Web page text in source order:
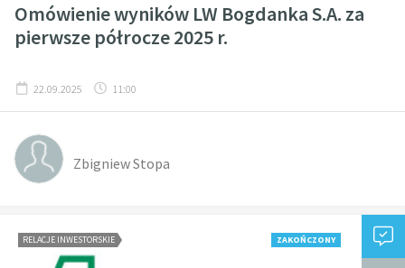
Omówienie wyników LW Bogdanka S.A. za
pierwsze półrocze 2025 r.
22.09.2025 11:00
Zbigniew Stopa
RELACJE INWESTORSKIE ZAKOŃCZONY